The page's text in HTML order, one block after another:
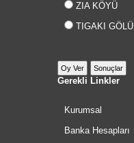
ZIA KÖYÜ
TIGAKI GÖLÜ
Gerekli Linkler
Kurumsal
Banka Hesapları